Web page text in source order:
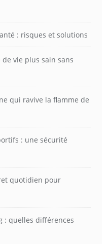
: risques et solutions
vie plus sain sans
qui ravive la flamme de
: une sécurité
quotidien pour
: quelles différences